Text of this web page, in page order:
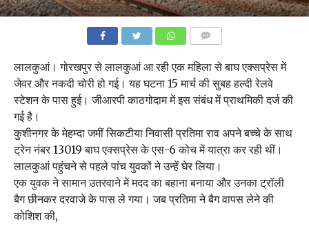
लालकुआं। गोरखपुर से लालकुआं आ रही एक महिला से बाघ एक्सप्रेस में
जेवर और नकदी चोरी हो गई। यह घटना 15 मार्च की सुबह हल्दी रेलवे
स्टेशन के पास हुई। जीआरपी काठगोदाम में इस संबंध में प्राथमिकी दर्ज की
गई है।
कुशीनगर के मेहम्दा जमीं सिकटीया निवासी प्रतिमा राव अपने बच्चे के साथ
ट्रेन नंबर 13019 बाघ एक्सप्रेस के एस-6 कोच में यात्रा कर रही थीं।
लालकुआं पहुंचने से पहले पांच युवकों ने उन्हें घेर लिया।
एक युवक ने सामान उतरवाने में मदद का बहाना बनाया और उनका ट्रॉली
बैग छीनकर दरवाजे के पास ले गया। जब प्रतिमा ने बैग वापस लेने की
कोशिश की,